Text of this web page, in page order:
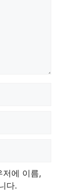
저에 이름,
다.